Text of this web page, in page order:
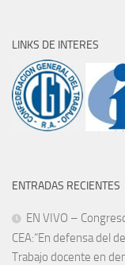
LINKS DE INTERES
ENTRADAS RECIENTES
EN VIVO –
CEA:“En defensa del
Trabajo docente en